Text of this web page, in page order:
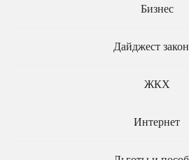
В аппараты судов смогут
Бизнес
Дайджест
ЖКХ
Интернет